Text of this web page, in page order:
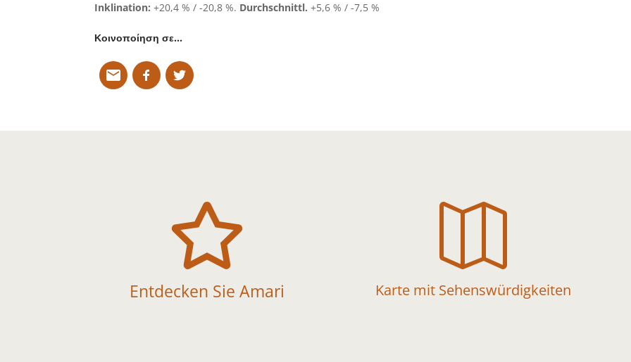
Inklination:+20,4 % / -20,8 %. Durchschnittl. +5,6 % / -7,5 %
Κοινοποίηση σε…

Entdecken Sie Amari

Karte mit Sehenswürdigkeiten